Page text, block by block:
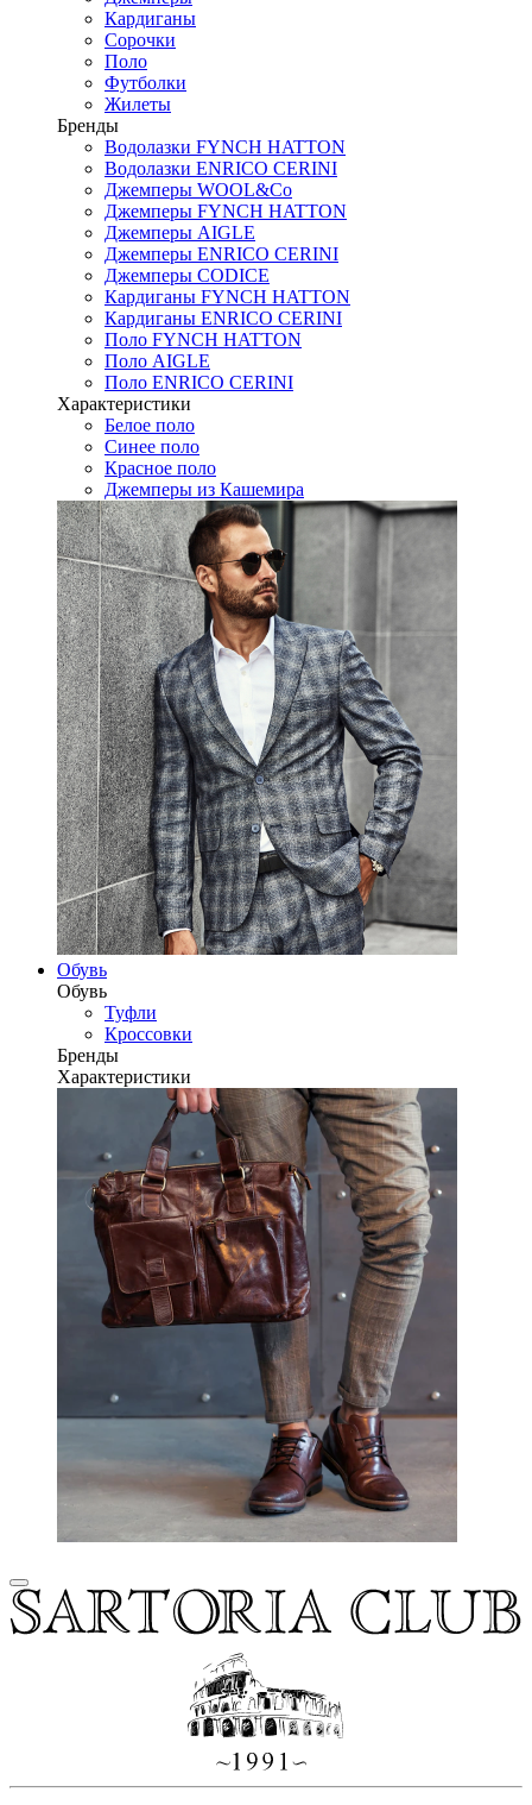
Кардиганы
Сорочки
Поло
Футболки
Жилеты
Бренды
Водолазки FYNCH HATTON
Водолазки ENRICO CERINI
Джемперы WOOL&Co
Джемперы FYNCH HATTON
Джемперы AIGLE
Джемперы ENRICO CERINI
Джемперы CODICE
Кардиганы FYNCH HATTON
Кардиганы ENRICO CERINI
Поло FYNCH HATTON
Поло AIGLE
Поло ENRICO CERINI
Характеристики
Белое поло
Синее поло
Красное поло
Джемперы из Кашемира
Обувь
Обувь
Туфли
Кроссовки
Бренды
Характеристики